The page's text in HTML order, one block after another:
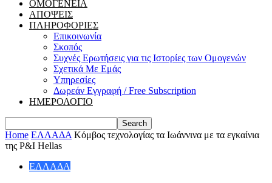
ΟΜΟΓΕΝΕΙΑ
ΑΠΟΨΕΙΣ
ΠΛΗΡΟΦΟΡΙΕΣ
Επικοινωνία
Σκοπός
Συχνές Ερωτήσεις για τις Ιστορίες των Ομογενών
Σχετικά Με Εμάς
Υπηρεσίες
Δωρεάν Εγγραφή / Free Subscription
ΗΜΕΡΟΛΟΓΙΟ
Home ΕΛΛΑΔΑ Κόμβος τεχνολογίας τα Ιωάννινα με τα εγκαίνια
της P&I Hellas
ΕΛΛΑΔΑ